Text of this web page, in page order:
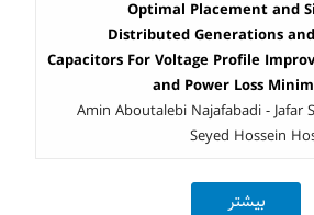
Optimal Placement and
Distributed Generations
Capacitors For Voltage Profile
and Power Loss
Amin Aboutalebi Najafabadi - Jafar
Seyed Hossein
بیشتر